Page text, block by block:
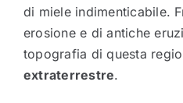
di miele indimenticabile.
erosione e di antiche
topografia di questa
extraterrestre.